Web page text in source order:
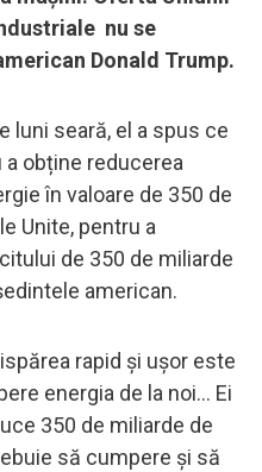
nu se
Donald Trump.
luni seară, el a spus ce
a obține reducerea
în valoare de 350 de
Unite, pentru a
de 350 de miliarde
american.
rapid și ușor este
energia de la noi... Ei
350 de miliarde de
să cumpere și să